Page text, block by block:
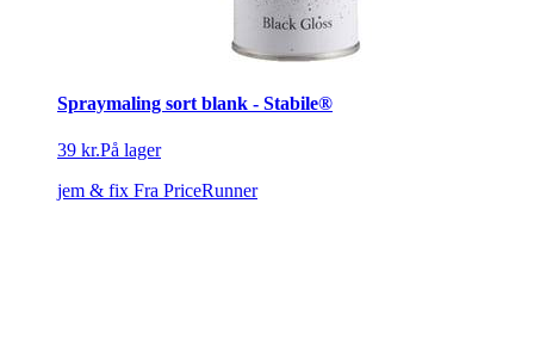
Spraymaling sort blank - Stabile®
39 kr.På lager
jem & fix Fra PriceRunner